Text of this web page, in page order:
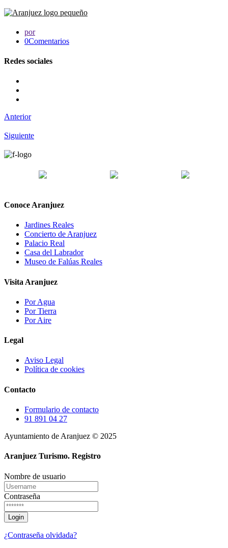
por
0Comentarios
Redes sociales
Anterior
Siguiente
Conoce Aranjuez
Jardines Reales
Concierto de Aranjuez
Palacio Real
Casa del Labrador
Museo de Falúas Reales
Visita Aranjuez
Por Agua
Por Tierra
Por Aire
Legal
Aviso Legal
Política de cookies
Contacto
Formulario de contacto
91 891 04 27
Ayuntamiento de Aranjuez © 2025
Aranjuez Turismo. Registro
Nombre de usuario
Contraseña
¿Contraseña olvidada?